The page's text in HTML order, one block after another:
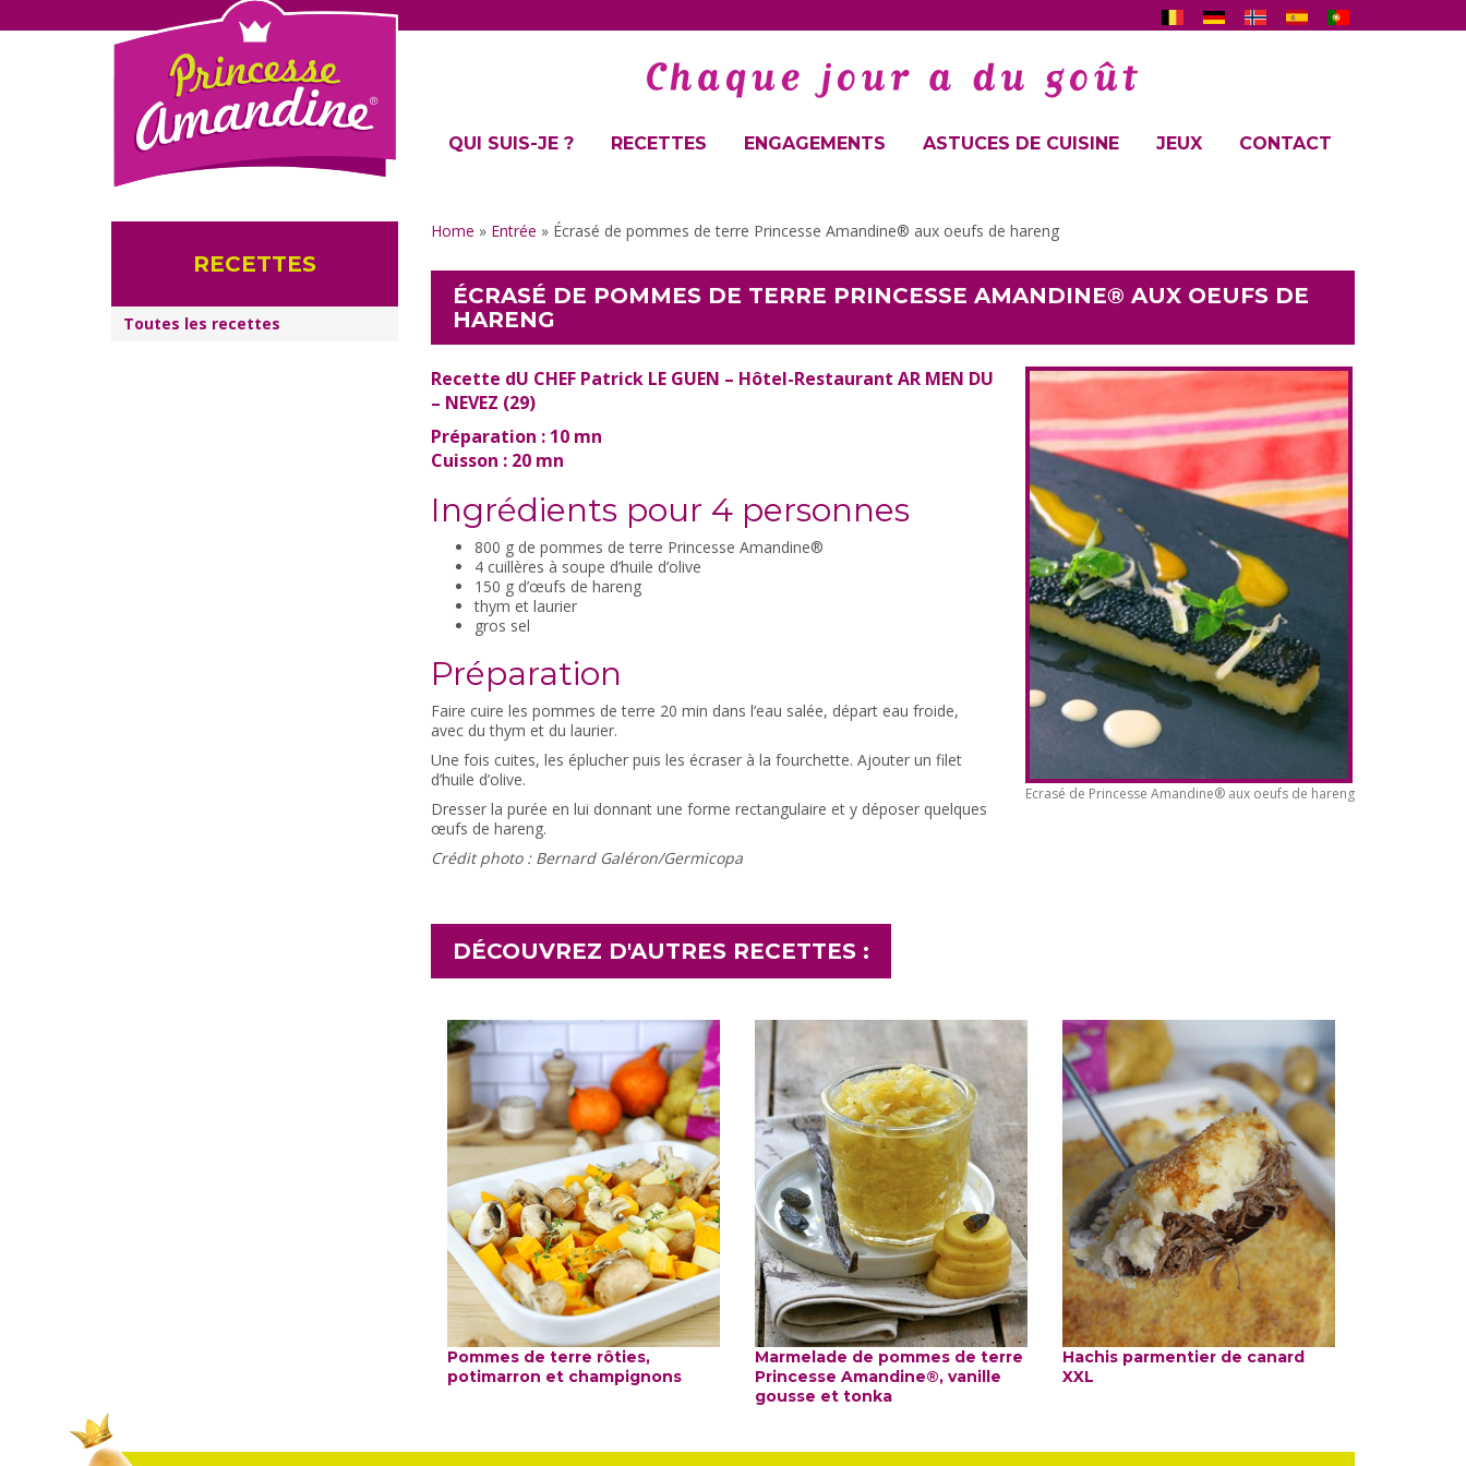
QUI SUIS-JE ? RECETTES ENGAGEMENTS ASTUCES DE CUISINE JEUX CONTACT
Home » Entrée » Écrasé de pommes de terre Princesse Amandine® aux oeufs de hareng
ÉCRASÉ DE POMMES DE TERRE PRINCESSE AMANDINE® AUX OEUFS DE
HARENG
Ecrasé de Princesse Amandine® aux oeufs de hareng
Recette dU CHEF Patrick LE GUEN – Hôtel-Restaurant AR MEN DU
– NEVEZ (29)
Préparation : 10 mn
Cuisson : 20 mn
Ingrédients pour 4 personnes
800 g de pommes de terre Princesse Amandine®
4 cuillères à soupe d’huile d’olive
150 g d’œufs de hareng
thym et laurier
gros sel
Préparation
Faire cuire les pommes de terre 20 min dans l’eau salée, départ eau froide,
avec du thym et du laurier.
Une fois cuites, les éplucher puis les écraser à la fourchette. Ajouter un filet
d’huile d’olive.
Dresser la purée en lui donnant une forme rectangulaire et y déposer quelques
œufs de hareng.
Crédit photo : Bernard Galéron/Germicopa
DÉCOUVREZ D'AUTRES RECETTES :
Pommes de terre rôties,
potimarron et champignons
Marmelade de pommes de terre
Princesse Amandine®, vanille
gousse et tonka
Hachis parmentier de canard
XXL
RECETTES
Toutes les recettes